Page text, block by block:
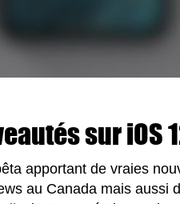
sur iOS
apportant de vraies
au Canada mais aussi